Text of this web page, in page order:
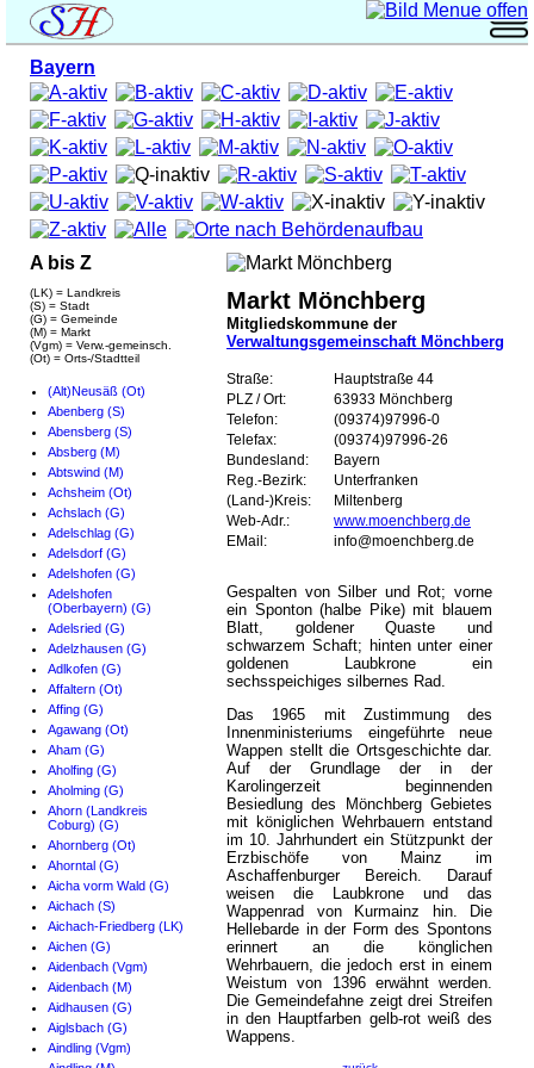
Bayern
A bis Z
(LK) = Landkreis
(S) = Stadt
(G) = Gemeinde
(M) = Markt
(Vgm) = Verw.-gemeinsch.
(Ot) = Orts-/Stadtteil
(Alt)Neusäß (Ot)
Abenberg (S)
Abensberg (S)
Absberg (M)
Abtswind (M)
Achsheim (Ot)
Achslach (G)
Adelschlag (G)
Adelsdorf (G)
Adelshofen (G)
Adelshofen
(Oberbayern) (G)
Adelsried (G)
Adelzhausen (G)
Adlkofen (G)
Affaltern (Ot)
Affing (G)
Agawang (Ot)
Aham (G)
Aholfing (G)
Aholming (G)
Ahorn (Landkreis
Coburg) (G)
Ahornberg (Ot)
Ahorntal (G)
Aicha vorm Wald (G)
Aichach (S)
Aichach-Friedberg (LK)
Aichen (G)
Aidenbach (Vgm)
Aidenbach (M)
Aidhausen (G)
Aiglsbach (G)
Aindling (Vgm)
Markt Mönchberg
Mitgliedskommune der
Verwaltungsgemeinschaft Mönchberg
Straße:
Hauptstraße 44
PLZ / Ort:
63933 Mönchberg
Telefon:
(09374)97996-0
Telefax:
(09374)97996-26
Bundesland:
Bayern
Reg.-Bezirk:
Unterfranken
(Land-)Kreis:
Miltenberg
Web-Adr.:
www.moenchberg.de
EMail:
info@moenchberg.de
Gespalten von Silber und Rot; vorne
ein Sponton (halbe Pike) mit blauem
Blatt, goldener Quaste und
schwarzem Schaft; hinten unter einer
goldenen Laubkrone ein
sechsspeichiges silbernes Rad.
Das 1965 mit Zustimmung des
Innenministeriums eingeführte neue
Wappen stellt die Ortsgeschichte dar.
Auf der Grundlage der in der
Karolingerzeit beginnenden
Besiedlung des Mönchberg Gebietes
mit königlichen Wehrbauern entstand
im 10. Jahrhundert ein Stützpunkt der
Erzbischöfe von Mainz im
Aschaffenburger Bereich. Darauf
weisen die Laubkrone und das
Wappenrad von Kurmainz hin. Die
Hellebarde in der Form des Spontons
erinnert an die könglichen
Wehrbauern, die jedoch erst in einem
Weistum von 1396 erwähnt werden.
Die Gemeindefahne zeigt drei Streifen
in den Hauptfarben gelb-rot weiß des
Wappens.